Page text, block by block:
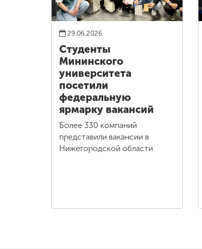
29.06.2026
Студенты
Мининского
университета
посетили
федеральную
ярмарку вакансий
Более 330 компаний
представили вакансии в
Нижегородской области